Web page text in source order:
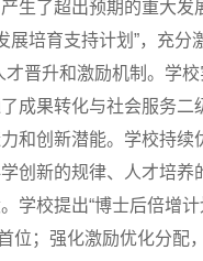
生了超出预期的重大
培育支持计划”，充分
晋升和激励机制。学
成果转化与社会服务
和创新潜能。学校持
创新的规律、人才培
学校提出“博士后倍增
位；强化激励优化分配